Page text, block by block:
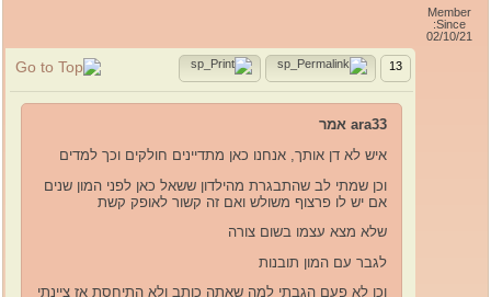
Member
Since:
02/10/21
13
ara33 אמר
איש לא דן אותך, אנחנו כאן מתדיינים חולקים וכך למדים
וכן שמתי לב שהתבגרת מהילדון ששאל כאן לפני המון שנים
אם יש לו פרצוף משולש ואם זה קשור לאופק קשת
שלא מצא עצמו בשום צורה
לגבר עם המון תובנות
וכן לא פעם הגבתי למה שאתה כותב ולא התיחסת אז ציינתי